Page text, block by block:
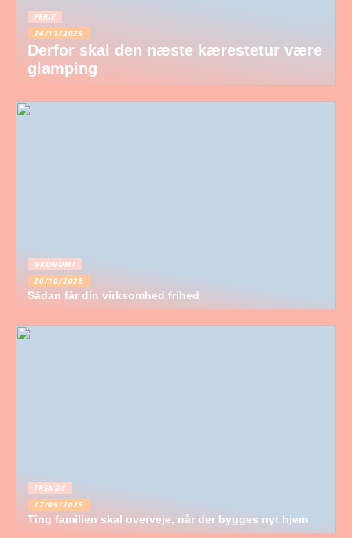
FERIE
24/11/2025
Derfor skal den næste kærestetur være
glamping
ØKONOMI
26/10/2025
Sådan får din virksomhed frihed
TRENDS
17/09/2025
Ting familien skal overveje, når der bygges nyt hjem